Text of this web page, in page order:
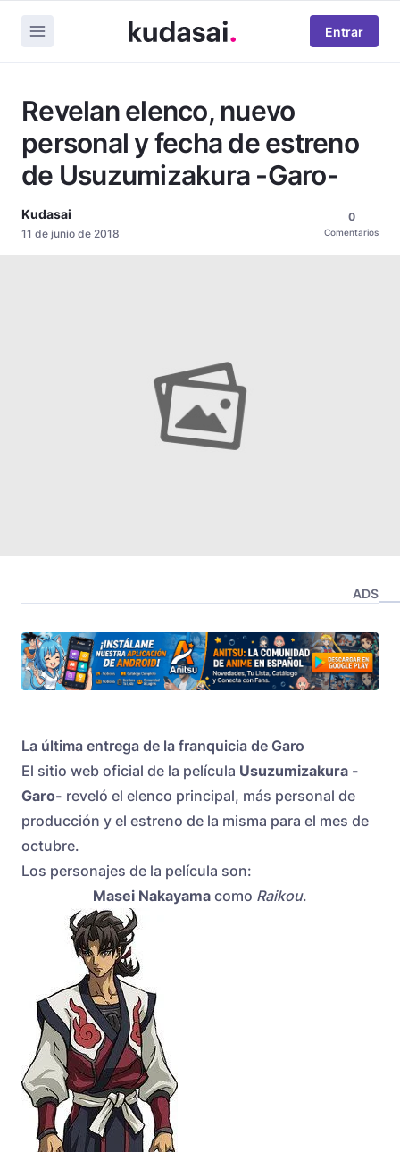
Entrar
Revelan elenco, nuevo
personal y fecha de estreno
de Usuzumizakura -Garo-
Kudasai
11 de junio de 2018
0
Comentarios
ADS
La última entrega de la franquicia de Garo
El sitio web oficial de la película Usuzumizakura -
Garo- reveló el elenco principal, más personal de
producción y el estreno de la misma para el mes de
octubre.
Los personajes de la película son:
Masei Nakayama como Raikou.